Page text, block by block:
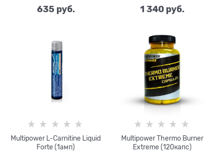
635 руб. 1 340 руб.
Multipower L-Carnitine Liquid
Forte (1амп)
Multipower Thermo Burner
Extreme (120капс)